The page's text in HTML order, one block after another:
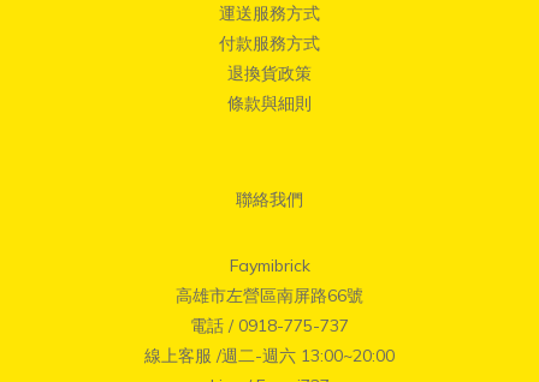
運送服務方式
付款服務方式
退換貨政策
條款與細則
聯絡我們
Faymibrick
高雄市左營區南屏路66號
電話 / 0918-775-737
線上客服 /週二-週六 13:00~20:00